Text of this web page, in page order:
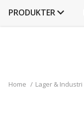
PRODUKTER
Home / Lager & Industri